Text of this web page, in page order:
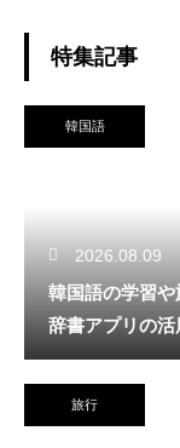
特集記事
韓国語
2026.08.09
韓国語の学習
辞書アプリの活
旅行